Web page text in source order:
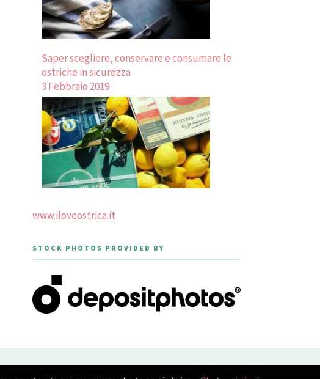
Saper scegliere, conservare e consumare le
ostriche in sicurezza
3 Febbraio 2019
www.iloveostrica.it
STOCK PHOTOS PROVIDED BY